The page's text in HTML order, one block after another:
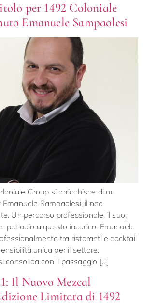
per 1492 Coloniale
Emanuele Sampaolesi
Group si arricchisce di un
Sampaolesi, il neo
Un percorso professionale, il suo,
preludio a questo incarico. Emanuele
tra ristoranti e cocktail
unica per il settore.
consolida con il passaggio […]
Il Nuovo Mezcal
Limitata di 1492